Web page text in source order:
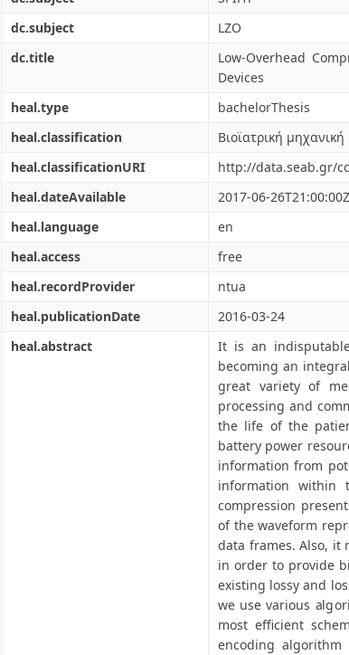
dc.subject
LZO
dc.title
Low-Overhead
Devices
heal.type
bachelorThesis
heal.classification
Βιοϊατρική μηχανική
heal.classificationURI
http://data.seab.gr/
heal.dateAvailable
2017-06-26T21:00:00Z
heal.language
en
heal.access
free
heal.recordProvider
ntua
heal.publicationDate
2016-03-24
heal.abstract
It is an
becoming an
great variety of
processing and
the life of the
battery power
information from
information within
compression
of the waveform
data frames. Also, it
in order to provide
existing lossy and
we use various
most efficient
encoding algorithm